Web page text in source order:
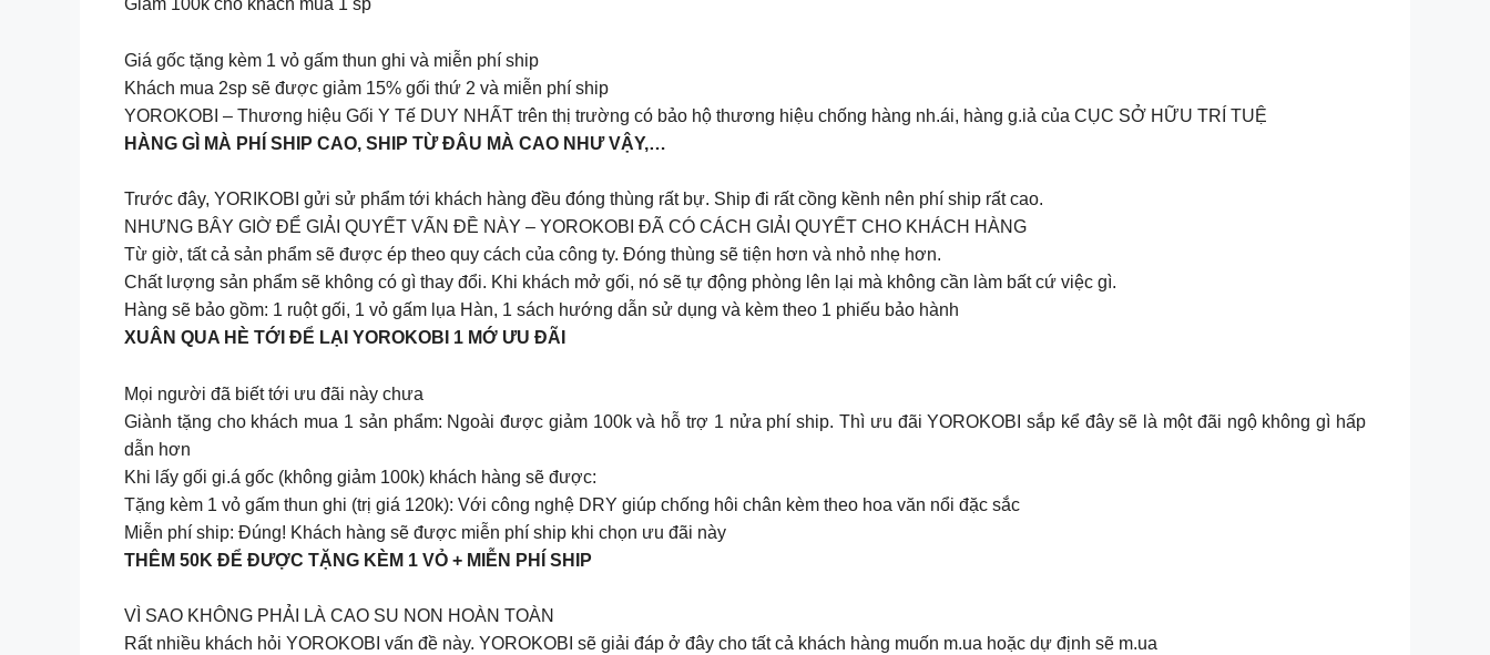
Giảm 100k cho khách mua 1 sp
Giá gốc tặng kèm 1 vỏ gấm thun ghi và miễn phí ship
Khách mua 2sp sẽ được giảm 15% gối thứ 2 và miễn phí ship
YOROKOBI – Thương hiệu Gối Y Tế DUY NHẤT trên thị trường có bảo hộ thương hiệu chống hàng nh.ái, hàng g.iả của CỤC SỞ HỮU TRÍ TUỆ
HÀNG GÌ MÀ PHÍ SHIP CAO, SHIP TỪ ĐÂU MÀ CAO NHƯ VẬY,…
Trước đây, YORIKOBI gửi sử phẩm tới khách hàng đều đóng thùng rất bự. Ship đi rất cồng kềnh nên phí ship rất cao.
NHƯNG BÂY GIỜ ĐỂ GIẢI QUYẾT VẤN ĐỀ NÀY – YOROKOBI ĐÃ CÓ CÁCH GIẢI QUYẾT CHO KHÁCH HÀNG
Từ giờ, tất cả sản phẩm sẽ được ép theo quy cách của công ty. Đóng thùng sẽ tiện hơn và nhỏ nhẹ hơn.
Chất lượng sản phẩm sẽ không có gì thay đổi. Khi khách mở gối, nó sẽ tự động phòng lên lại mà không cần làm bất cứ việc gì.
Hàng sẽ bảo gồm: 1 ruột gối, 1 vỏ gấm lụa Hàn, 1 sách hướng dẫn sử dụng và kèm theo 1 phiếu bảo hành
XUÂN QUA HÈ TỚI ĐỂ LẠI YOROKOBI 1 MỚ ƯU ĐÃI
Mọi người đã biết tới ưu đãi này chưa
Giành tặng cho khách mua 1 sản phẩm: Ngoài được giảm 100k và hỗ trợ 1 nửa phí ship. Thì ưu đãi YOROKOBI sắp kể đây sẽ là một đãi ngộ không gì hấp
dẫn hơn
Khi lấy gối gi.á gốc (không giảm 100k) khách hàng sẽ được:
Tặng kèm 1 vỏ gấm thun ghi (trị giá 120k): Với công nghệ DRY giúp chống hôi chân kèm theo hoa văn nổi đặc sắc
Miễn phí ship: Đúng! Khách hàng sẽ được miễn phí ship khi chọn ưu đãi này
THÊM 50K ĐỂ ĐƯỢC TẶNG KÈM 1 VỎ + MIỄN PHÍ SHIP
VÌ SAO KHÔNG PHẢI LÀ CAO SU NON HOÀN TOÀN
Rất nhiều khách hỏi YOROKOBI vấn đề này. YOROKOBI sẽ giải đáp ở đây cho tất cả khách hàng muốn m.ua hoặc dự định sẽ m.ua